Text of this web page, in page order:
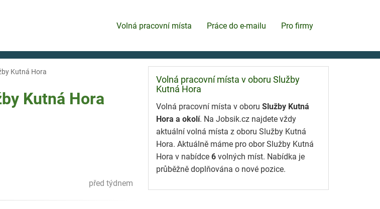
Volná pracovní místa Práce do e-mailu Pro firmy
Kutná Hora
Kutná Hora
před týdnem
Volná pracovní místa v oboru Služby
Kutná Hora
Volná pracovní místa v oboru Služby Kutná
Hora a okolí. Na Jobsik.cz najdete vždy
aktuální volná místa z oboru Služby Kutná
Hora. Aktuálně máme pro obor Služby Kutná
Hora v nabídce 6 volných míst. Nabídka je
průběžně doplňována o nové pozice.